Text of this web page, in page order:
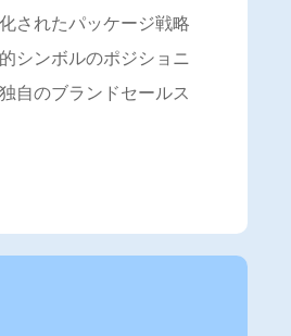
されたパッケージ戦略
シンボルのポジショニ
自のブランドセールス